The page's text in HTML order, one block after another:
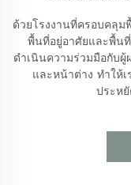
ด้วยโรงงานที่ครอบคลุ
พื้นที่อยู่อาศัยและพื้น
ดำเนินความร่วมมือกับ
และหน้าต่าง ทำให้
ประห